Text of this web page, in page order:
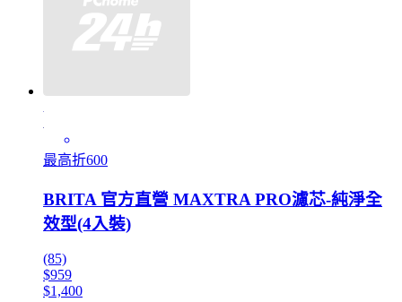
最高折600
BRITA 官方直營 MAXTRA PRO濾芯-純淨全
效型(4入裝)
(85)
$959
$1,400